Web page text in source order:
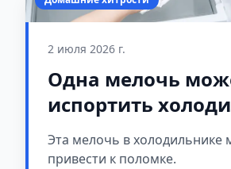
2 июля 2026 г.
Одна мелочь
испортить
почему внутри
скапливается вода
Эта мелочь в холодильнике
привести к поломке.